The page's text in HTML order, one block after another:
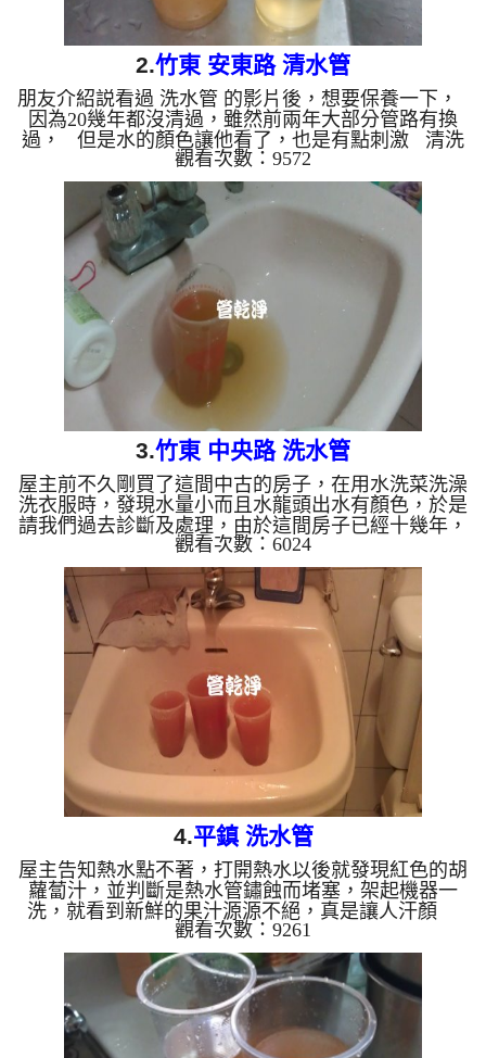
2.竹東 安東路 清水管
朋友介紹説看過 洗水管 的影片後，想要保養一下，
因為20幾年都沒清過，雖然前兩年大部分管路有換
過， 但是水的顏色讓他看了，也是有點刺激 清洗
水管 水管清洗 洗水管 熱水管堵塞 熱水忽冷忽熱 ...
觀看次數：9572
3.竹東 中央路 洗水管
屋主前不久剛買了這間中古的房子，在用水洗菜洗澡
洗衣服時，發現水量小而且水龍頭出水有顏色，於是
請我們過去診斷及處理，由於這間房子已經十幾年，
又沒洗水管 洗過，加上鐵管繡蝕，水就呈現紅色像
是胡蘿蔔汁，屋主告知洗澡過後皮膚會紅癢，這是由
於管壁內有鐵鏽及細菌造成，所以馬上就來看看自來
水管裡面藏了什麼 一開始先把管路的水清空，只看
到稍微紅色的液體 當開始使用高周波機 清洗水管
時，水就像是泥漿，源源不絕的跑出來 水管清洗 差
不多20分鐘以後，水就漸漸變乾淨了，可見水管裡面
藏...
觀看次數：6024
4.平鎮 洗水管
屋主告知熱水點不著，打開熱水以後就發現紅色的胡
蘿蔔汁，並判斷是熱水管鏽蝕而堵塞，架起機器一
洗，就看到新鮮的果汁源源不絕，真是讓人汗顏
清洗水管 水管清洗 洗水管 熱水管堵塞 熱水忽冷忽熱
...
觀看次數：9261